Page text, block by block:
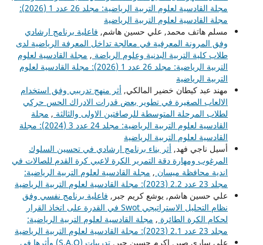
مجلة القادسية لعلوم التربية الرياضية: مجلد 26 عدد 1 (2026):
مجلة القادسية لعلوم التربية الرياضية
مسلم هاتف محمد, علي حسين هاشم, فاعلية برنامج ارشادي
وفق المرونة المعرفية في معالجة تداخل المعرفة الرياضية لدى
طلاب كلية التربية البدنية وعلوم الرياضة , مجلة القادسية لعلوم
التربية الرياضية: مجلد 26 عدد 1 (2026): مجلة القادسية لعلوم
التربية الرياضية
مهند عبد كيطان خضير المالكي, أثر منهج تدريبي وفق استخدام
الالعاب الصغيرة في تطوير بعض قدرات الادراك الحس حركي
لطلاب المرحلة المتوسطة للرصافتين الاولى والثالثة , مجلة
القادسية لعلوم التربية الرياضية: مجلد 24 عدد 3 (2024): مجلة
القادسية لعلوم التربية الرياضية
أسيل ناجي فهد, أثر بناء برنامج ارشادي في تحسين السلوك
المرغوب ومهارة دقة التمرير الكرة لاعبي كرة القدم للصالات في
اندية محافظة ميسان , مجلة القادسية لعلوم التربية الرياضية:
مجلد 23 عدد 2.2 (2023): مجلة القادسية لعلوم التربية الرياضية
علي حسين هاشم, يوشع كريم جبر, فاعلية برنامج نفسي وفق
نظام التحليل الاستراتيجي Swot في القدرة على اتخاذ القرار
لحكام الكرة الطائرة , مجلة القادسية لعلوم التربية الرياضية:
مجلد 23 عدد 2.1 (2023): مجلة القادسية لعلوم التربية الرياضية
علي ساري صبر, اكرم حسين جبر,
تدريبات (S.A.Q) وأثرها في